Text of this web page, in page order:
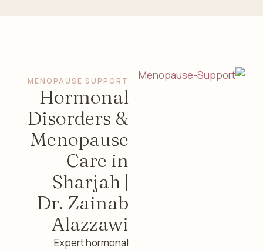
MENOPAUSE SUPPORT
Hormonal
Disorders &
Menopause
Care in
Sharjah |
Dr. Zainab
Alazzawi
Expert hormonal